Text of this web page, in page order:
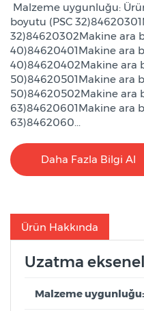
Malzeme uygunluğu:
boyutu (PSC
32)84620302Makine ara
40)84620401Makine ara
40)84620402Makine ara
50)84620501Makine ara
50)84620502Makine ara
63)84620601Makine ara
63)8462060...
Daha Fazla Bilgi Al
Ürün Hakkında
Uzatma
Malzeme uygunluğu: